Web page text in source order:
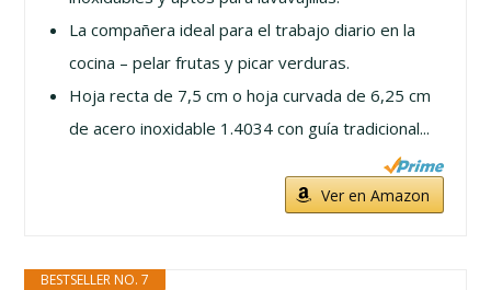
La compañera ideal para el trabajo diario en la
cocina – pelar frutas y picar verduras.
Hoja recta de 7,5 cm o hoja curvada de 6,25 cm
de acero inoxidable 1.4034 con guía tradicional...
Ver en Amazon
BESTSELLER NO. 7